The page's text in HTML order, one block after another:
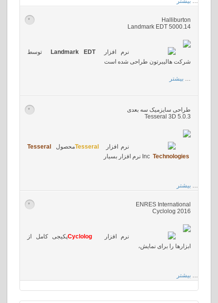
Halliburton
Landmark EDT 5000.14
>
نرم افزارLandmark EDT
توسط
شرکت هالیبرتون طراحی شده است
… بیشتر
طراحی سایزمیک سه بعدی
Tesseral 3D 5.0.3
>
نرم افزار Tesseralمحصول
Tesseral
Technologies
Inc نرم افزار بسیار
… بیشتر
ENRES International
Cyclolog 2016
>
نرم افزار Cyclologپکیجی کامل از
ابزارها را برای نمایش،
… بیشتر